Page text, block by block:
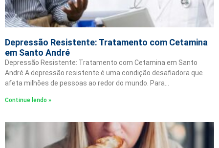
Depressão Resistente: Tratamento com Cetamina
em Santo André
Depressão Resistente: Tratamento com Cetamina em Santo
André A depressão resistente é uma condição desafiadora que
afeta milhões de pessoas ao redor do mundo. Para…
Continue lendo »